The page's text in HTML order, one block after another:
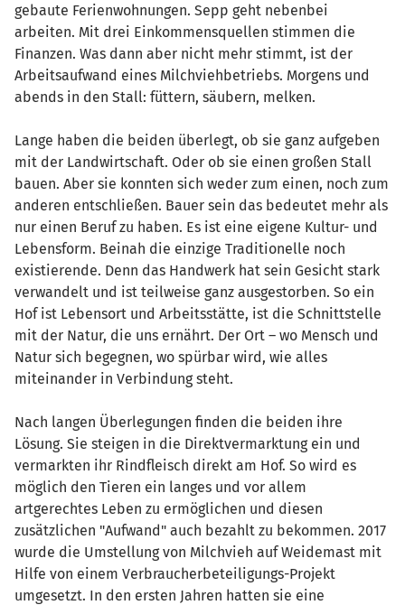
gebaute Ferienwohnungen. Sepp geht nebenbei
arbeiten. Mit drei Einkommensquellen stimmen die
Finanzen. Was dann aber nicht mehr stimmt, ist der
Arbeitsaufwand eines Milchviehbetriebs. Morgens und
abends in den Stall: füttern, säubern, melken.
Lange haben die beiden überlegt, ob sie ganz aufgeben
mit der Landwirtschaft. Oder ob sie einen großen Stall
bauen. Aber sie konnten sich weder zum einen, noch zum
anderen entschließen. Bauer sein das bedeutet mehr als
nur einen Beruf zu haben. Es ist eine eigene Kultur- und
Lebensform. Beinah die einzige Traditionelle noch
existierende. Denn das Handwerk hat sein Gesicht stark
verwandelt und ist teilweise ganz ausgestorben. So ein
Hof ist Lebensort und Arbeitsstätte, ist die Schnittstelle
mit der Natur, die uns ernährt. Der Ort – wo Mensch und
Natur sich begegnen, wo spürbar wird, wie alles
miteinander in Verbindung steht.
Nach langen Überlegungen finden die beiden ihre
Lösung. Sie steigen in die Direktvermarktung ein und
vermarkten ihr Rindfleisch direkt am Hof. So wird es
möglich den Tieren ein langes und vor allem
artgerechtes Leben zu ermöglichen und diesen
zusätzlichen "Aufwand" auch bezahlt zu bekommen. 2017
wurde die Umstellung von Milchvieh auf Weidemast mit
Hilfe von einem Verbraucherbeteiligungs-Projekt
umgesetzt. In den ersten Jahren hatten sie eine